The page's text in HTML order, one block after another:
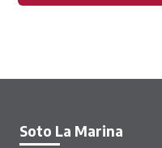
Soto La Marina